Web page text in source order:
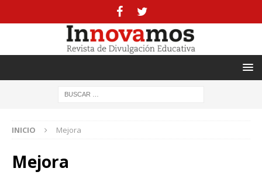
INICIO Mejora
Mejora